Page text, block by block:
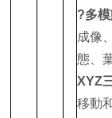
?多
成像
態、
XYZ
移動